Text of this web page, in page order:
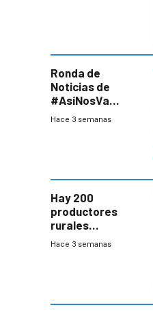
Ronda de
Noticias de
#AsíNosVa
(20/7/26)
Hace 3 semanas
Hay 200
productores
rurales
afectados tras
Hace 3 semanas